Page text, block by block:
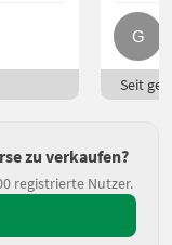
Seit
zu verkaufen?
registrierte Nutzer.